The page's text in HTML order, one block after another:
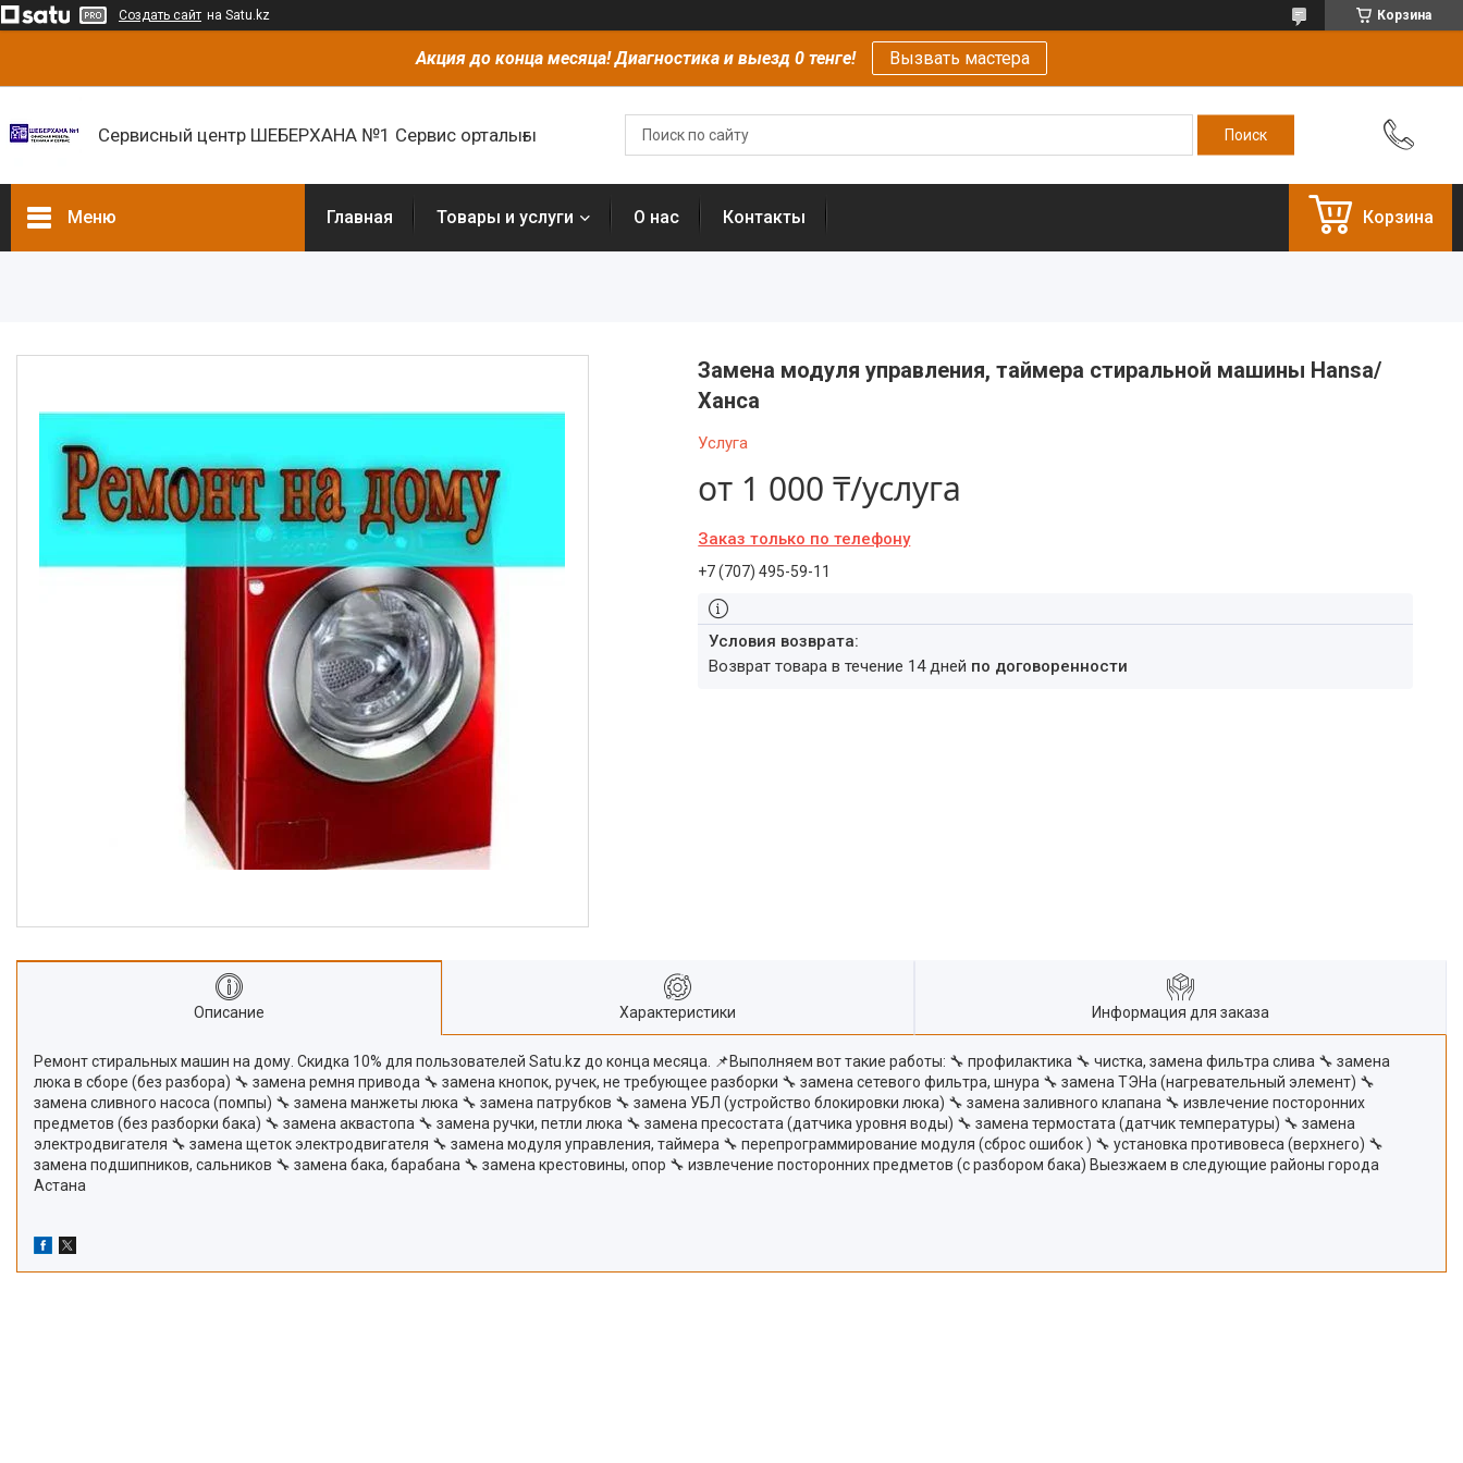
Создать сайт на Satu.kz Корзина
Акция до конца месяца! Диагностика и выезд 0 тенге! Вызвать мастера
Сервисный центр ШЕБЕРХАНА №1 Сервис орталығы
Меню Главная Товары и услуги О нас Контакты Корзина
Замена модуля управления, таймера стиральной машины Hansa/
Ханса
Услуга
от 1 000 ₸/услуга
Заказ только по телефону
+7 (707) 495-59-11
возврат товара в течение 14 дней по договоренности
Описание Характеристики Информация для заказа
Ремонт стиральных машин на дому. Скидка 10% для пользователей Satu.kz до конца месяца. 📌Выполняем вот такие работы: 🔧 профилактика 🔧 чистка, замена фильтра слива 🔧 замена
люка в сборе (без разбора) 🔧 замена ремня привода 🔧 замена кнопок, ручек, не требующее разборки 🔧 замена сетевого фильтра, шнура 🔧 замена ТЭНа (нагревательный элемент) 🔧
замена сливного насоса (помпы) 🔧 замена манжеты люка 🔧 замена патрубков 🔧 замена УБЛ (устройство блокировки люка) 🔧 замена заливного клапана 🔧 извлечение посторонних
предметов (без разборки бака) 🔧 замена аквастопа 🔧 замена ручки, петли люка 🔧 замена пресостата (датчика уровня воды) 🔧 замена термостата (датчик температуры) 🔧 замена
электродвигателя 🔧 замена щеток электродвигателя 🔧 замена модуля управления, таймера 🔧 перепрограммирование модуля (сброс ошибок ) 🔧 установка противовеса (верхнего) 🔧
замена подшипников, сальников 🔧 замена бака, барабана 🔧 замена крестовины, опор 🔧 извлечение посторонних предметов (с разбором бака) Выезжаем в следующие районы города
Астана